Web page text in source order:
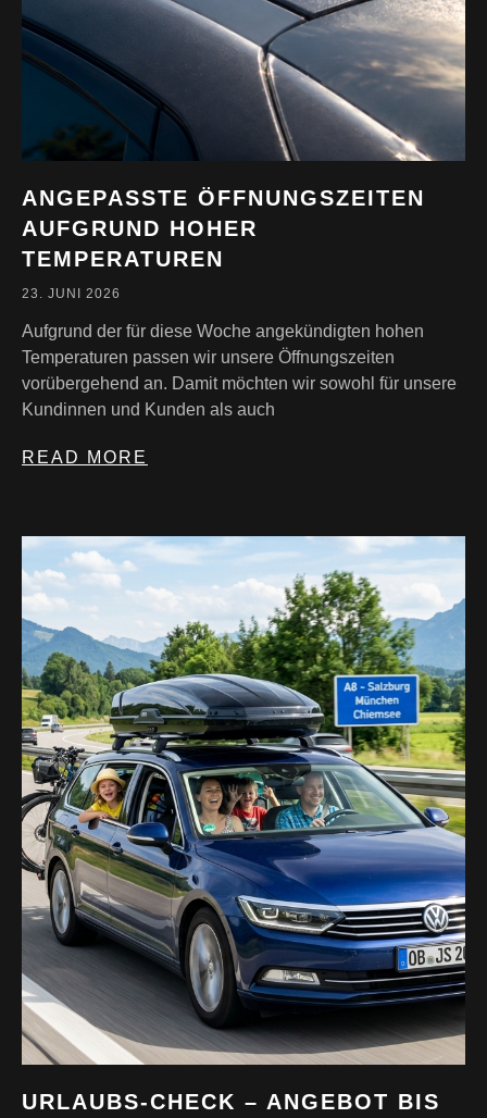
ANGEPASSTE ÖFFNUNGSZEITEN
AUFGRUND HOHER
TEMPERATUREN
23. JUNI 2026
Aufgrund der für diese Woche angekündigten hohen
Temperaturen passen wir unsere Öffnungszeiten
vorübergehend an. Damit möchten wir sowohl für unsere
Kundinnen und Kunden als auch
READ MORE
URLAUBS-CHECK – ANGEBOT BIS